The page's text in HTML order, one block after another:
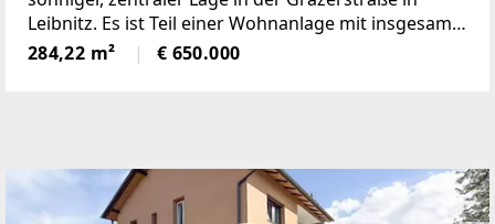
Leibnitz. Es ist Teil einer Wohnanlage mit insgesamt
19 Einheiten und verfügt über einen eigenen
Eingang sowie eine Parifizierung.Die drei
284,22 m² € 650.000